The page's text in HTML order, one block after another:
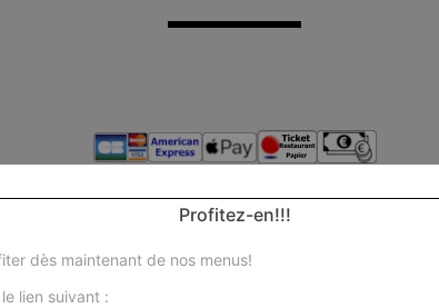
Profitez-en!!!
dès maintenant de nos menus!
lien suivant :